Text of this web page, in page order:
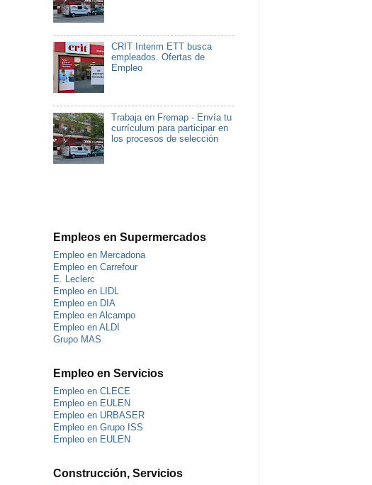
CRIT Interim ETT busca
empleados. Ofertas de
Empleo
Trabaja en Fremap - Envía tu
currículum para participar en
los procesos de selección
Empleos en Supermercados
Empleo en Mercadona
Empleo en Carrefour
E. Leclerc
Empleo en LIDL
Empleo en DIA
Empleo en Alcampo
Empleo en ALDI
Grupo MAS
Empleo en Servicios
Empleo en CLECE
Empleo en EULEN
Empleo en URBASER
Empleo en Grupo ISS
Empleo en EULEN
Construcción, Servicios